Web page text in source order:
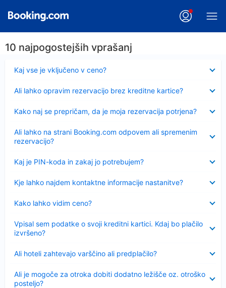
10 najpogostejših vprašanj
Kaj vse je vključeno v ceno?
Ali lahko opravim rezervacijo brez kreditne kartice?
Kako naj se prepričam, da je moja rezervacija potrjena?
Ali lahko na strani Booking.com odpovem ali spremenim
rezervacijo?
Kaj je PIN-koda in zakaj jo potrebujem?
Kje lahko najdem kontaktne informacije nastanitve?
Kako lahko vidim ceno?
Vpisal sem podatke o svoji kreditni kartici. Kdaj bo plačilo
izvršeno?
Ali hoteli zahtevajo varščino ali predplačilo?
Ali je mogoče za otroka dobiti dodatno ležišče oz. otroško
posteljo?